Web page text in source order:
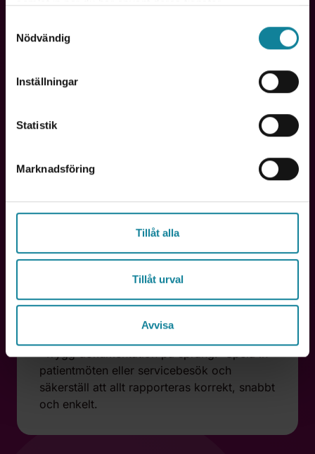
Nödvändig
Inställningar
Statistik
Marknadsföring
Tillåt alla
Tillåt urval
Avvisa
“Varje platsmöte blir dokumenterat.” Få full
direkt på byggarbetsplatsen – utan extra
Vårdpersonal & fälttjänster
“Trygg dokumentation på språng.” Spela in
patientmöten eller servicebesök och
säkerställ att allt rapporteras korrekt, snabbt
och enkelt.